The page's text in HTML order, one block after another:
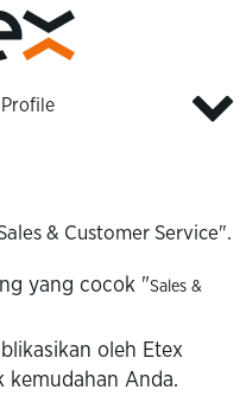
Profile
& Customer Service".
yang cocok "Sales &
oleh Etex
Anda.